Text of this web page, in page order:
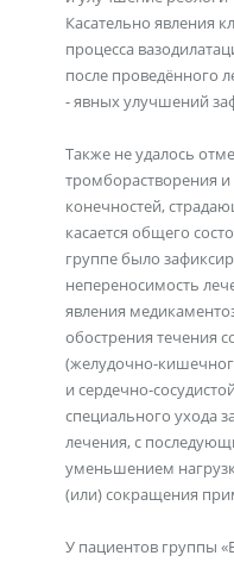
Касательно явления
процесса
после проведённого
- явных улучшений
Также не удалось
тромборастворения
конечностей,
касается общего
группе было
непереносимость
явления
обострения течения
(желудочно-
и сердечно-
специального ухода
лечения, с
уменьшением
(или) сокращения
У пациентов группы